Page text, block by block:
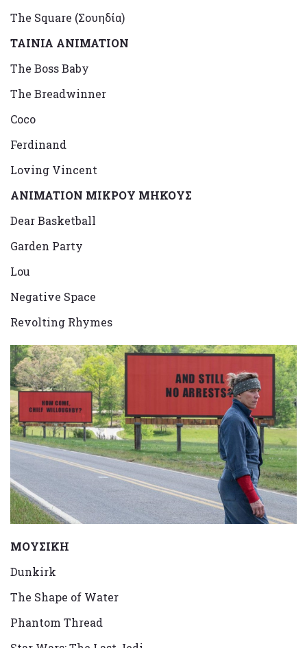
The Square (Σουηδία)
ΤΑΙΝΙΑ ANIMATION
The Boss Baby
The Breadwinner
Coco
Ferdinand
Loving Vincent
ANIMATION MIKΡΟΥ ΜΗΚΟΥΣ
Dear Basketball
Garden Party
Lou
Negative Space
Revolting Rhymes
ΜΟΥΣΙΚΗ
Dunkirk
The Shape of Water
Phantom Thread